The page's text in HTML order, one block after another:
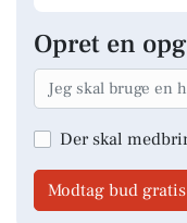
Opret en
Der skal
Modtag bud gratis